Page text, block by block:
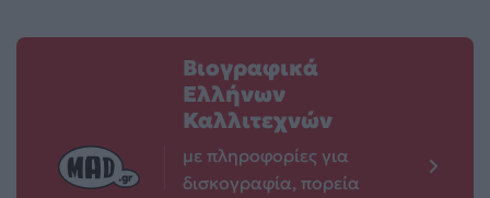
Βιογραφικά
Ελλήνων
Καλλιτεχνών
με πληροφορίες για
δισκογραφία, πορεία